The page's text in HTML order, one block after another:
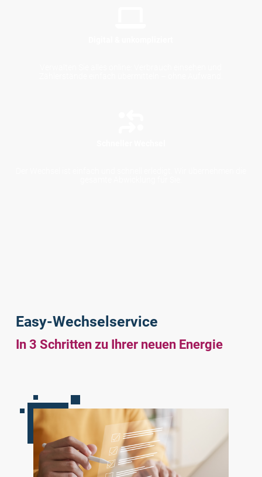
Easy-Wechselservice
In 3 Schritten zu Ihrer neuen Energie